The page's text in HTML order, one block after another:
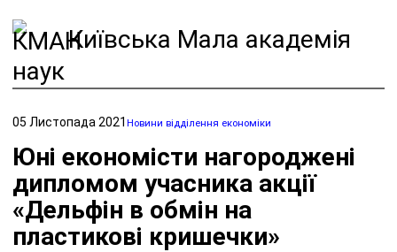
Київська Мала академія
наук
05 Листопада 2021 Новини відділення економіки
Юні економісти нагороджені
дипломом учасника акції
«Дельфін в обмін на
пластикові кришечки»